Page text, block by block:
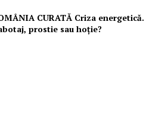
CURATĂ Criza energetică.
prostie sau hoție?